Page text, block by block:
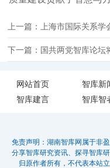
下一篇：国共两党智库论坛
网站首页 智库新
智库建言
智库智
免责声明：湖南智库网属于非
分享智库研究资讯、探寻智库
归原作者所有，不代表本站